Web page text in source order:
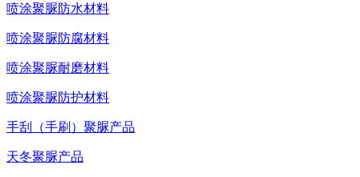
喷涂聚脲防水材料
喷涂聚脲防腐材料
喷涂聚脲耐磨材料
喷涂聚脲防护材料
手刮（手刷）聚脲产品
天冬聚脲产品